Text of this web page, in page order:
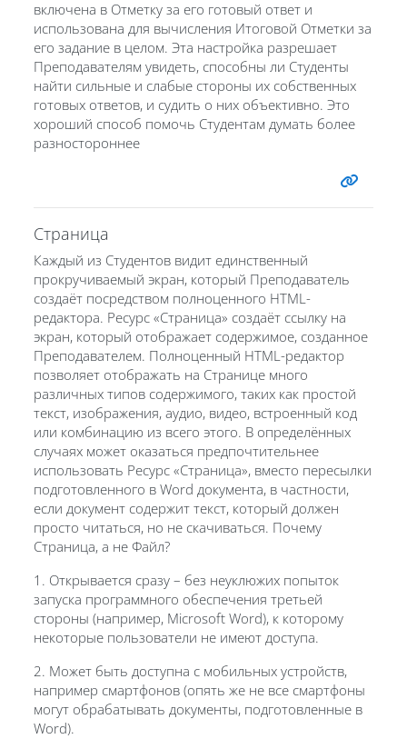
включена в Отметку за его готовый ответ и
использована для вычисления Итоговой Отметки за
его задание в целом. Эта настройка разрешает
Преподавателям увидеть, способны ли Студенты
найти сильные и слабые стороны их собственных
готовых ответов, и судить о них объективно. Это
хороший способ помочь Студентам думать более
разностороннее
Страница
Каждый из Студентов видит единственный
прокручиваемый экран, который Преподаватель
создаёт посредством полноценного HTML-
редактора. Ресурс «Страница» создаёт ссылку на
экран, который отображает содержимое, созданное
Преподавателем. Полноценный HTML-редактор
позволяет отображать на Странице много
различных типов содержимого, таких как простой
текст, изображения, аудио, видео, встроенный код
или комбинацию из всего этого. В определённых
случаях может оказаться предпочтительнее
использовать Ресурс «Страница», вместо пересылки
подготовленного в Word документа, в частности,
если документ содержит текст, который должен
просто читаться, но не скачиваться. Почему
Страница, а не Файл?
1. Открывается сразу – без неуклюжих попыток
запуска программного обеспечения третьей
стороны (например, Microsoft Word), к которому
некоторые пользователи не имеют доступа.
2. Может быть доступна с мобильных устройств,
например смартфонов (опять же не все смартфоны
могут обрабатывать документы, подготовленные в
Word).